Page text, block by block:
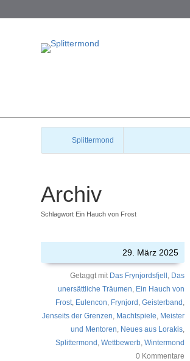
Splittermond
Archiv
Schlagwort Ein Hauch von Frost
29. März 2025
Getaggt mit Das Frynjordsfjell , Das
unersättliche Träumen, Ein Hauch von
Frost, Eulencon, Frynjord ,Geisterband ,
Jenseits der Grenzen, Machtspiele, Meister
und Mentoren, Neues aus Lorakis,
Splittermond ,Wettbewerb,Wintermond
0 Kommentare